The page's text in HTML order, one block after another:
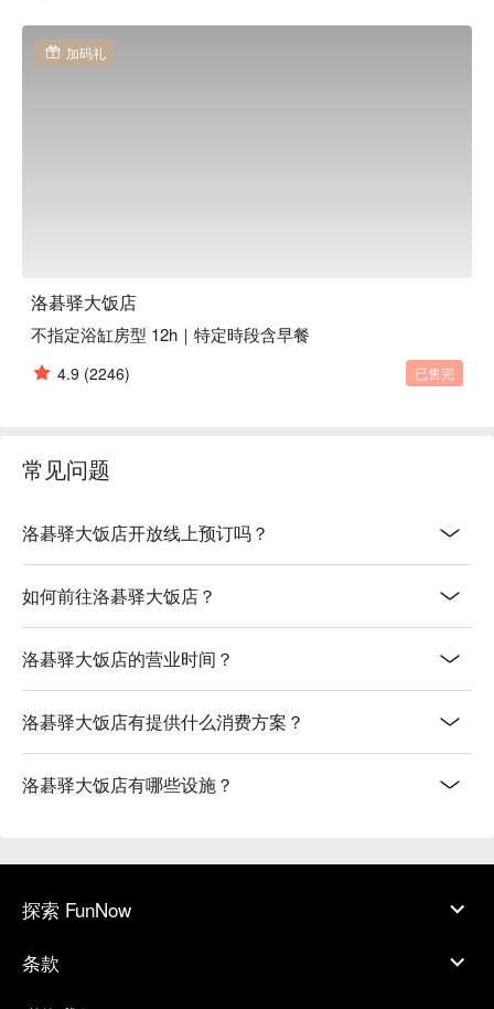
加码礼
洛碁驿大饭店
不指定浴缸房型 12h｜特定時段含早餐
4.9 (2246) 已售完
常见问题
洛碁驿大饭店开放线上预订吗？
如何前往洛碁驿大饭店？
洛碁驿大饭店的营业时间？
洛碁驿大饭店有提供什么消费方案？
洛碁驿大饭店有哪些设施？
探索 FunNow
条款